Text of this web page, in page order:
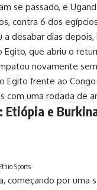
se passado, e
contra 6 dos
a desabar dias
Egito, que abriu o
novamente
Egito frente ao
com uma rodada de
Etiópia e
Sports
começando por uma